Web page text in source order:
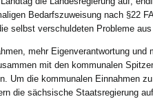
Bedarfszuweisung nach §22
selbst verschuldeten Probleme
mehr Eigenverantwortung
mit den kommunalen
Um die kommunalen Einnahmen
die sächsische Staatsregierung